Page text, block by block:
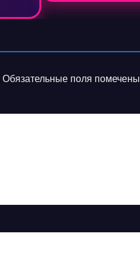
Обязательные поля помечены